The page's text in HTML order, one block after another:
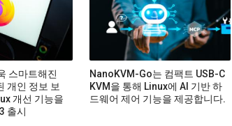
스마트해진
개인 정보 보
개선 기능을
출시
NanoKVM-Go는 컴팩트 USB-C
KVM을 통해 Linux에 AI 기반 하
드웨어 제어 기능을 제공합니다.